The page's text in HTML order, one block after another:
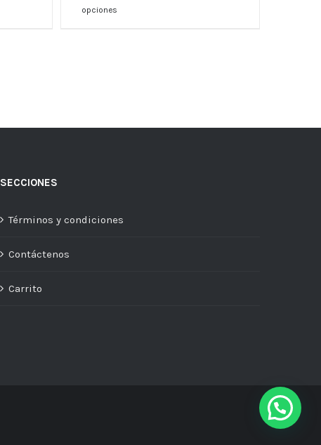
opciones
SECCIONES
Términos y condiciones
Contáctenos
Carrito